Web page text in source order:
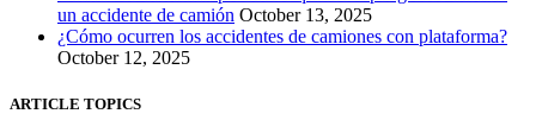
un accidente de camión October 13, 2025
¿Cómo ocurren los accidentes de camiones con plataforma?
October 12, 2025
ARTICLE TOPICS